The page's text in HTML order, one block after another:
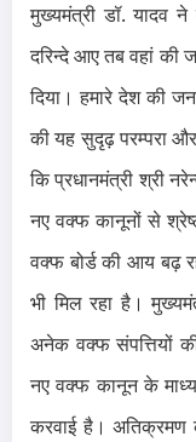
मुख्यमंत्री डॉ. यादव
दरिन्दे आए तब वहां की
दिया। हमारे देश की
की यह सुदृढ़ परम्परा
कि प्रधानमंत्री श्री
नए वक्फ कानूनों से
वक्फ बोर्ड की आय बढ़
भी मिल रहा है।
अनेक वक्फ संपत्तियों
नए वक्फ कानून के
करवाई है। अतिक्रमण